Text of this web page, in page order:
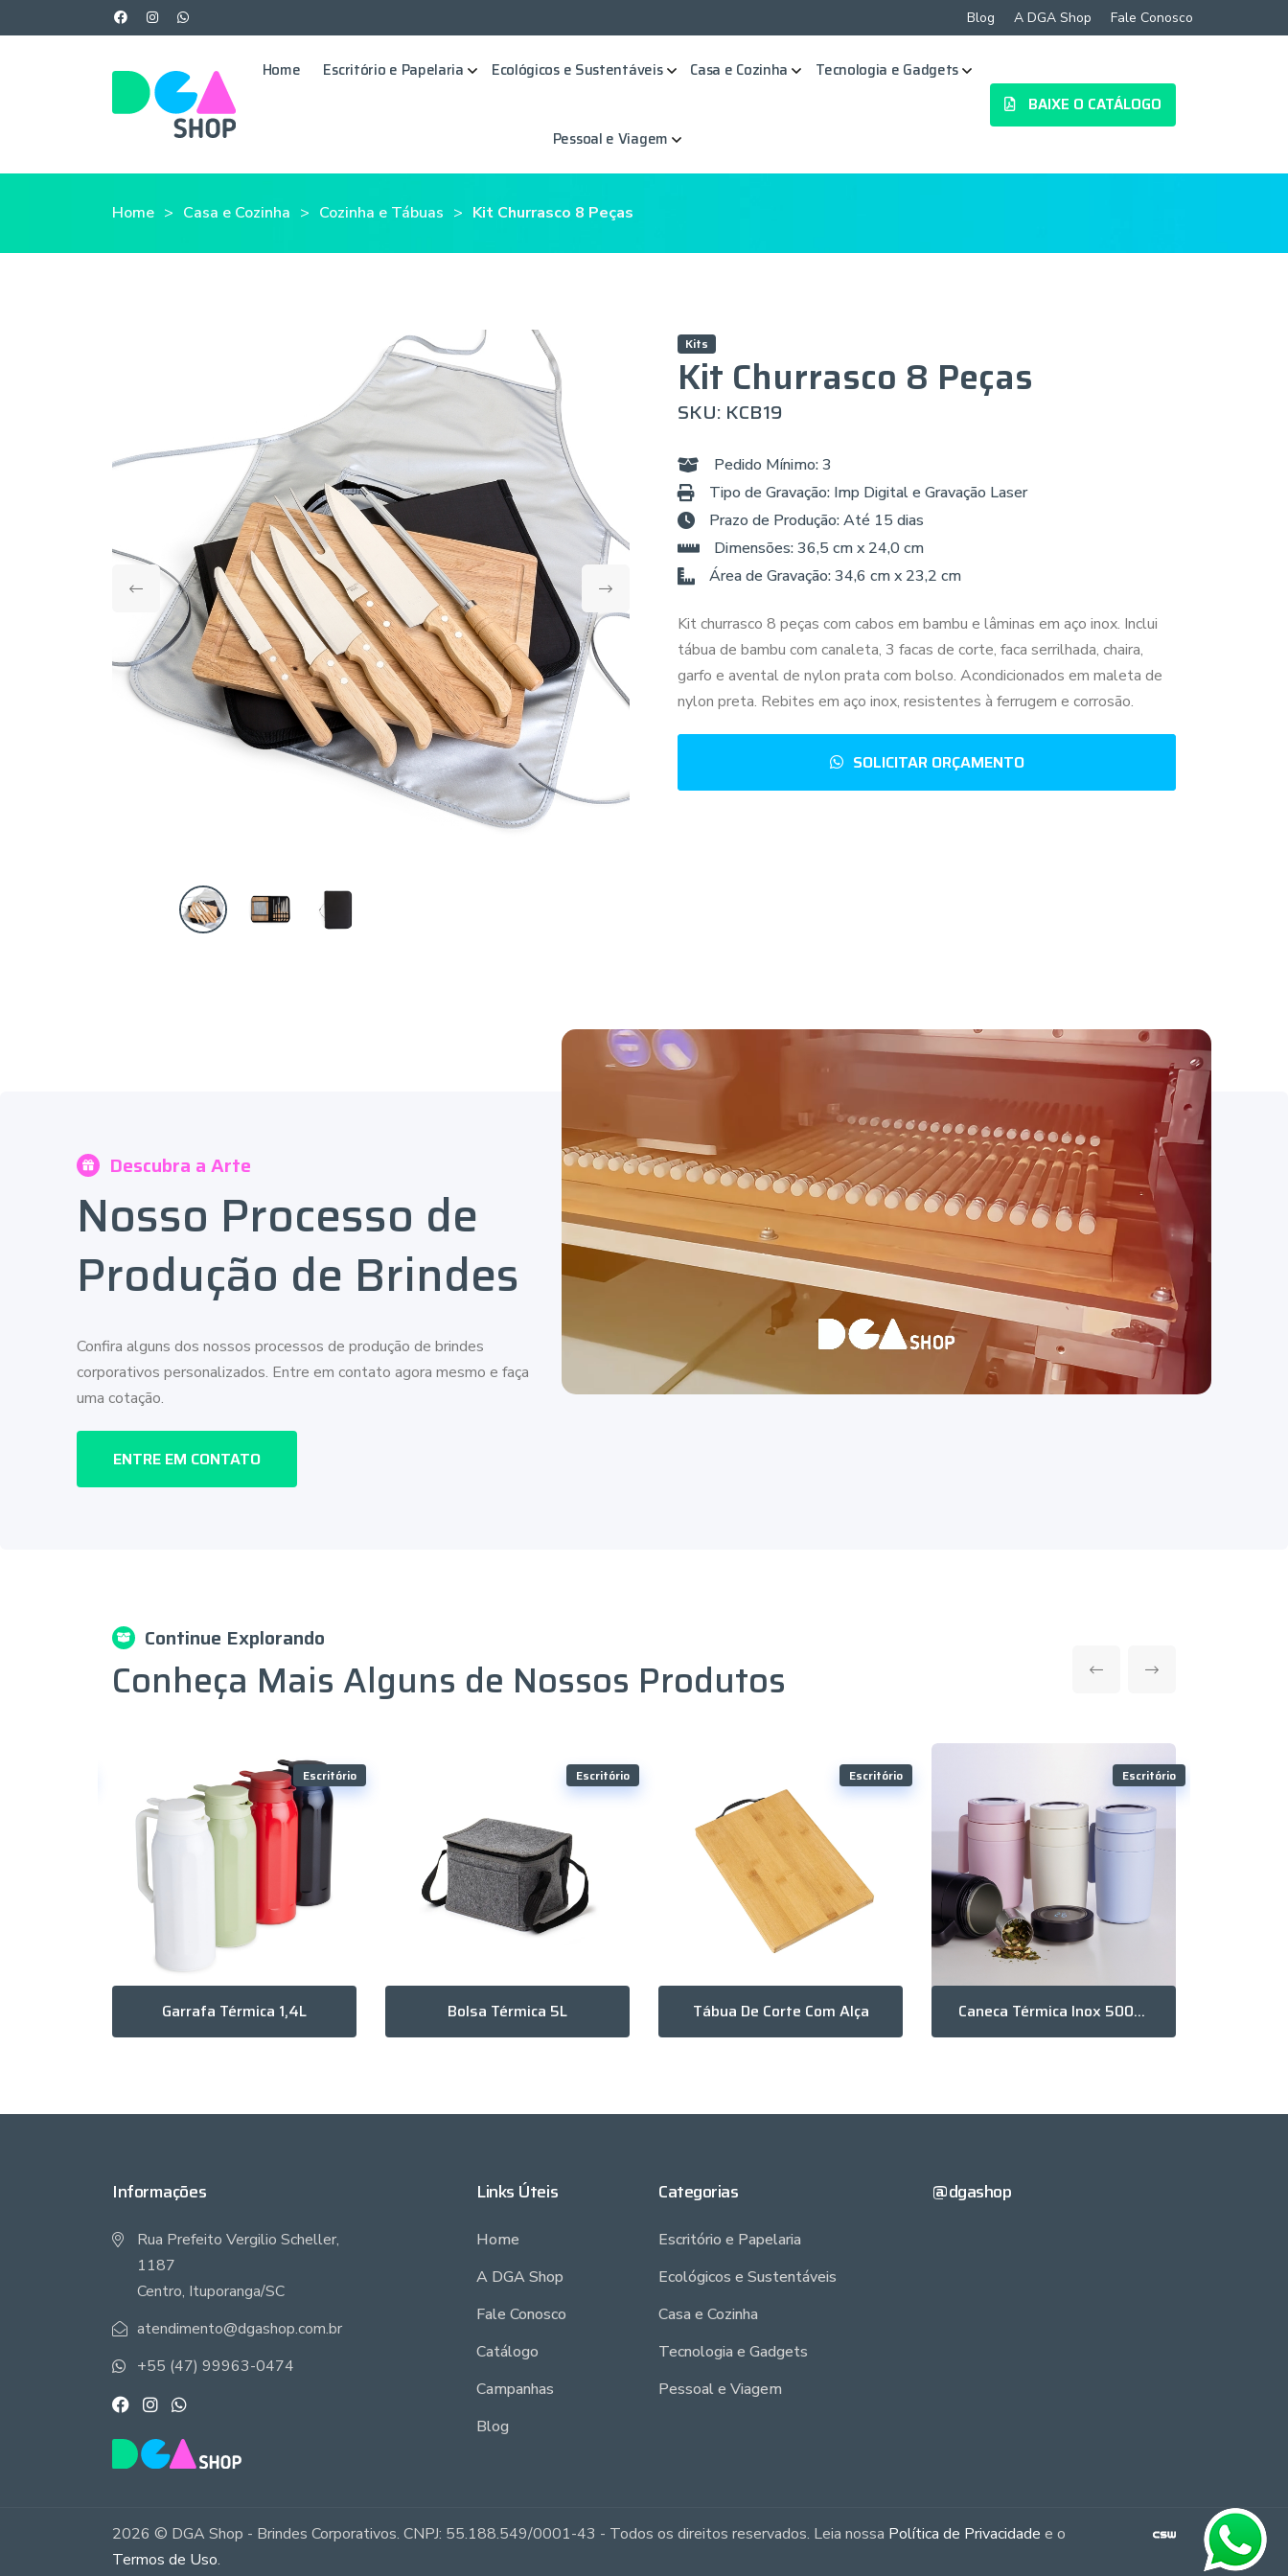
Blog A DGA Shop Fale Conosco
Home Escritório e Papelaria Ecológicos e Sustentáveis Casa e Cozinha Tecnologia e Gadgets
Pessoal e Viagem
BAIXE O CATÁLOGO
Home Casa e Cozinha Cozinha e Tábuas Kit Churrasco 8 Peças
Kits
Kit Churrasco 8 Peças
SKU: KCB19
Pedido Mínimo: 3
Tipo de Gravação: Imp Digital e Gravação Laser
Prazo de Produção: Até 15 dias
Dimensões: 36,5 cm x 24,0 cm
Área de Gravação: 34,6 cm x 23,2 cm
Kit churrasco 8 peças com cabos em bambu e lâminas em aço inox. Inclui
tábua de bambu com canaleta, 3 facas de corte, faca serrilhada, chaira,
garfo e avental de nylon prata com bolso. Acondicionados em maleta de
nylon preta. Rebites em aço inox, resistentes à ferrugem e corrosão.
SOLICITAR ORÇAMENTO
Descubra a Arte
Nosso Processo de
Produção de Brindes
Confira alguns dos nossos processos de produção de brindes
corporativos personalizados. Entre em contato agora mesmo e faça
uma cotação.
ENTRE EM CONTATO
Continue Explorando
Conheça Mais Alguns de Nossos Produtos
Escritório
Garrafa Térmica 1,4L
Escritório
Bolsa Térmica 5L
Escritório
Tábua De Corte Com Alça
Escritório
Caneca Térmica Inox 500Ml Com Display Led
Informações
Rua Prefeito Vergilio Scheller,
1187
Centro, Ituporanga/SC
atendimento@dgashop.com.br
+55 (47) 99963-0474
Links Úteis
Home
A DGA Shop
Fale Conosco
Catálogo
Campanhas
Blog
Categorias
Escritório e Papelaria
Ecológicos e Sustentáveis
Casa e Cozinha
Tecnologia e Gadgets
Pessoal e Viagem
@dgashop
2026 © DGA Shop - Brindes Corporativos. CNPJ: 55.188.549/0001-43 - Todos os direitos reservados. Leia nossa Política de Privacidade e o
Termos de Uso.